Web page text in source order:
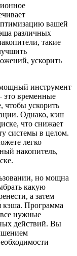
вашей
различных
такие
ускорить
мощный инструмент
временные
чтобы ускорить
Однако, кэш
что снижает
системы в целом.
легко
накопитель,
но мощна
какую
а затем
кэша. Программа
все нужные
действий. Вы